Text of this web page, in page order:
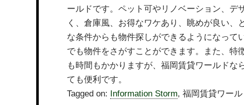
ールドです。ペット可やリノベーション、デ
く、倉庫風、お得なワケあり、眺めが良い、
な条件からも物件探しができるようになって
でも物件をさがすことができます。また、特
も時間もかかりますが、福岡賃貸ワールドな
ても便利です。
Tagged on: Information Storm, 福岡賃貸ワール